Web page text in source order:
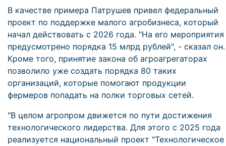
В качестве примера Патрушев привел федеральный
проект по поддержке малого агробизнеса, который
начал действовать с 2026 года. "На его мероприятия
предусмотрено порядка 15 млрд рублей", - сказал он.
Кроме того, принятие закона об агроагрегаторах
позволило уже создать порядка 80 таких
организаций, которые помогают продукции
фермеров попадать на полки торговых сетей.
"В целом агропром движется по пути достижения
технологического лидерства. Для этого с 2025 года
реализуется национальный проект "Технологическое